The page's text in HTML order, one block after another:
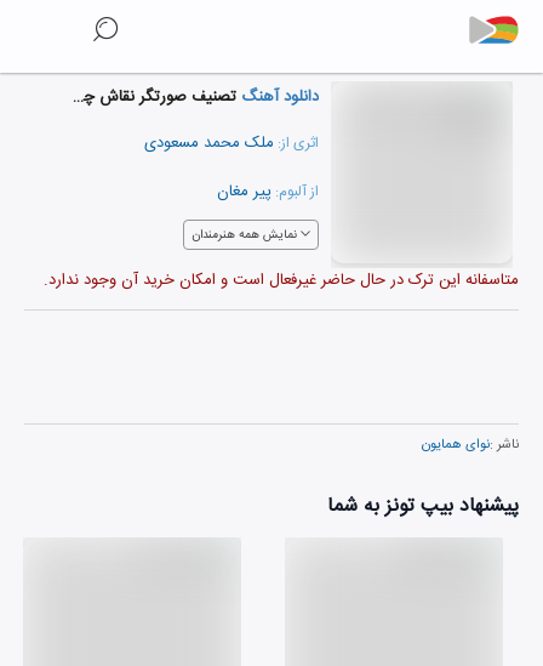
دانلود آهنگ تصنیف صورتگر نقاش چین
اثری از: ملک محمد مسعودی
از آلبوم: پیر مغان
نمایش همه هنرمندان
متاسفانه این ترک در حال حاضر غیرفعال است و امکان خرید آن وجود ندارد.
ناشر :نوای همایون
پیشنهاد بیپ تونز به شما